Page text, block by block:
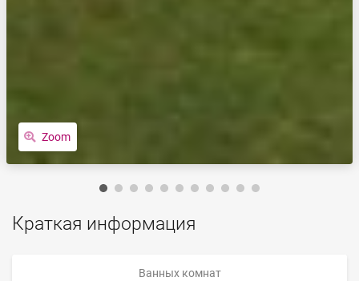
Zoom
Краткая информация
Ванных комнат